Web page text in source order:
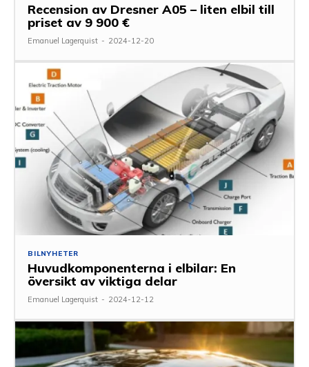
Recension av Dresner A05 – liten elbil till
priset av 9 900 €
Emanuel Lagerquist - 2024-12-20
BILNYHETER
Huvudkomponenterna i elbilar: En
översikt av viktiga delar
Emanuel Lagerquist - 2024-12-12